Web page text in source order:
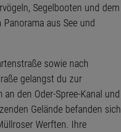
Segelbooten und dem
aus See und
sowie nach
gelangst du zur
den Oder-Spree-Kanal und
Gelände befanden sich
Werften. Ihre